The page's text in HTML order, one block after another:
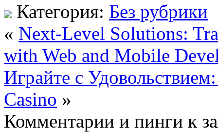
Категория: Без рубрики
« Next-Level Solutions:
with Web and Mobile
Играйте с
Casino »
Комментарии и пинги к